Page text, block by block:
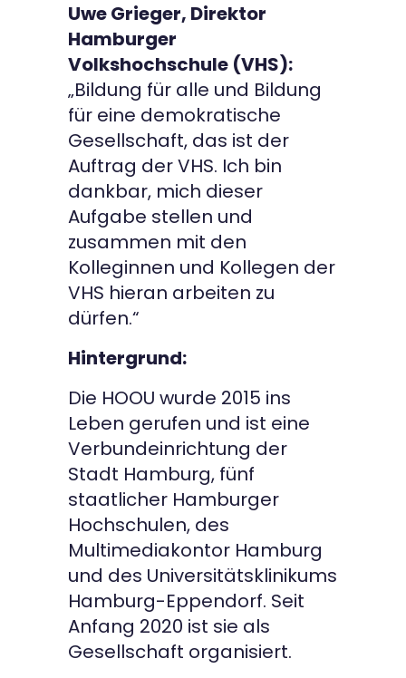
Uwe Grieger, Direktor
Hamburger
Volkshochschule (VHS):
„Bildung für alle und Bildung
für eine demokratische
Gesellschaft, das ist der
Auftrag der VHS. Ich bin
dankbar, mich dieser
Aufgabe stellen und
zusammen mit den
Kolleginnen und Kollegen der
VHS hieran arbeiten zu
dürfen.“
Hintergrund:
Die HOOU wurde 2015 ins
Leben gerufen und ist eine
Verbundeinrichtung der
Stadt Hamburg, fünf
staatlicher Hamburger
Hochschulen, des
Multimediakontor Hamburg
und des Universitätsklinikums
Hamburg-Eppendorf. Seit
Anfang 2020 ist sie als
Gesellschaft organisiert.